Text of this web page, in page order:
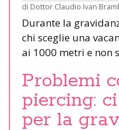
di Dottor Claudio Ivan
Durante la
chi sceglie una
ai 1000 metri e non
Problemi
piercing:
per la